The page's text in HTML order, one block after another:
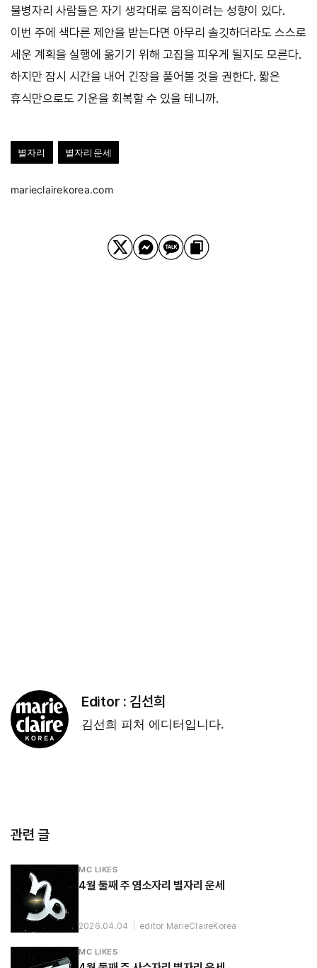
물병자리 사람들은 자기 생각대로 움직이려는 성향이 있다.
이번 주에 색다른 제안을 받는다면 아무리 솔깃하더라도 스스로
세운 계획을 실행에 옮기기 위해 고집을 피우게 될지도 모른다.
하지만 잠시 시간을 내어 긴장을 풀어볼 것을 권한다. 짧은
휴식만으로도 기운을 회복할 수 있을 테니까.
별자리 별자리운세
marieclairekorea.com
Editor : 김선희
김선희 피처 에디터입니다.
관련 글
MC LIKES
4월 둘째 주 염소자리 별자리 운세
2026.04.04 editor MarieClaireKorea
MC LIKES